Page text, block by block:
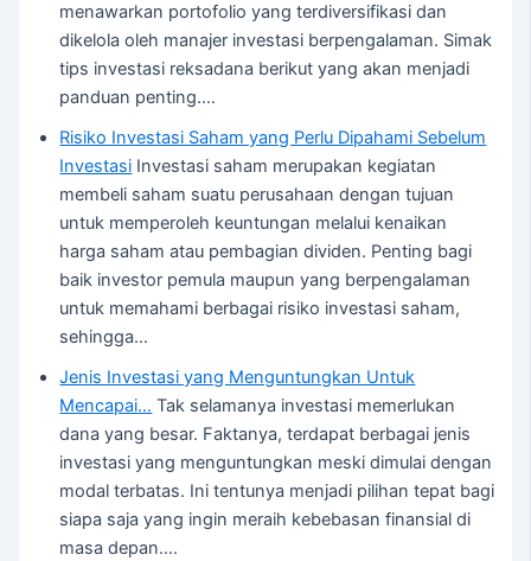
menawarkan portofolio yang terdiversifikasi dan
dikelola oleh manajer investasi berpengalaman. Simak
tips investasi reksadana berikut yang akan menjadi
panduan penting.…
Risiko Investasi Saham yang Perlu Dipahami Sebelum
Investasi Investasi saham merupakan kegiatan
membeli saham suatu perusahaan dengan tujuan
untuk memperoleh keuntungan melalui kenaikan
harga saham atau pembagian dividen. Penting bagi
baik investor pemula maupun yang berpengalaman
untuk memahami berbagai risiko investasi saham,
sehingga…
Jenis Investasi yang Menguntungkan Untuk
Mencapai… Tak selamanya investasi memerlukan
dana yang besar. Faktanya, terdapat berbagai jenis
investasi yang menguntungkan meski dimulai dengan
modal terbatas. Ini tentunya menjadi pilihan tepat bagi
siapa saja yang ingin meraih kebebasan finansial di
masa depan.…